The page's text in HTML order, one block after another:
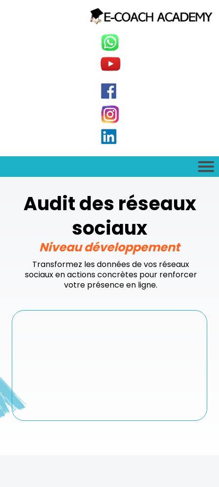
Audit des réseaux
sociaux
Niveau développement
Transformez les données de vos réseaux
sociaux en actions concrètes pour renforcer
votre présence en ligne.